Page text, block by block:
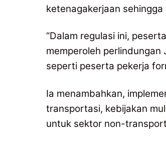
ketenagakerjaan
“Dalam regulasi ini,
memperoleh
seperti peserta pekerja
Ia menambahkan,
transportasi, kebijakan
untuk sektor non-